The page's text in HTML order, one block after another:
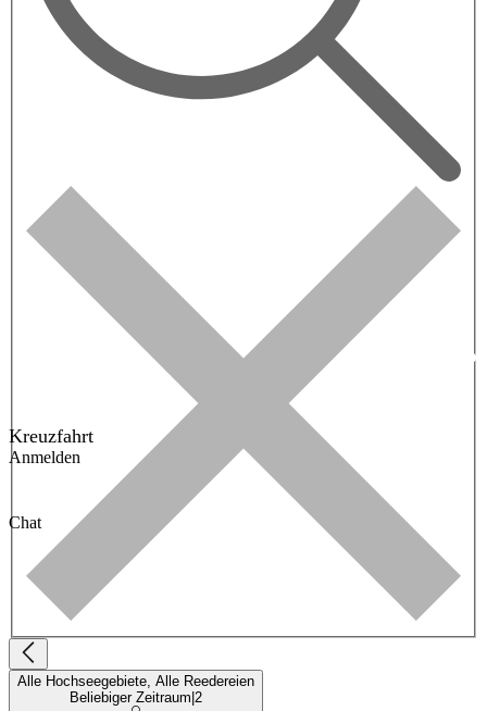
Kreuzfahrt
Anmelden
Chat
Alle Hochseegebiete, Alle Reedereien
Beliebiger Zeitraum 2